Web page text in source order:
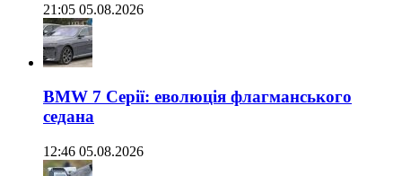
21:05 05.08.2026
BMW 7 Серії: еволюція флагманського
седана
12:46 05.08.2026